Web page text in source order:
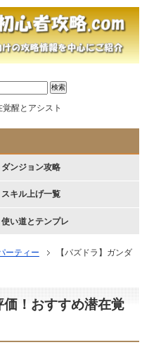
醒とアシスト
ダンジョン攻略
スキル上げ一覧
使い道とテンプレ
ーティー
【パズドラ】ガンダ
！おすすめ潜在覚